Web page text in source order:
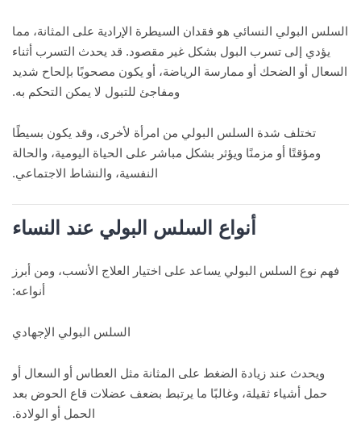
السلس البولي النسائي هو فقدان السيطرة الإرادية على المثانة، مما
يؤدي إلى تسرب البول بشكل غير مقصود. قد يحدث التسرب أثناء
السعال أو الضحك أو ممارسة الرياضة، أو يكون مصحوبًا بإلحاح شديد
ومفاجئ للتبول لا يمكن التحكم به.
تختلف شدة السلس البولي من امرأة لأخرى، وقد يكون بسيطًا
ومؤقتًا أو مزمنًا ويؤثر بشكل مباشر على الحياة اليومية، والحالة
النفسية، والنشاط الاجتماعي.
أنواع السلس البولي عند النساء
فهم نوع السلس البولي يساعد على اختيار العلاج الأنسب، ومن أبرز
أنواعه:
السلس البولي الإجهادي
ويحدث عند زيادة الضغط على المثانة مثل العطاس أو السعال أو
حمل أشياء ثقيلة، وغالبًا ما يرتبط بضعف عضلات قاع الحوض بعد
الحمل أو الولادة.